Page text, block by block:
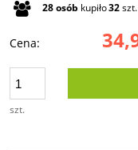
28osób kupiło32szt.
Cena:
szt.